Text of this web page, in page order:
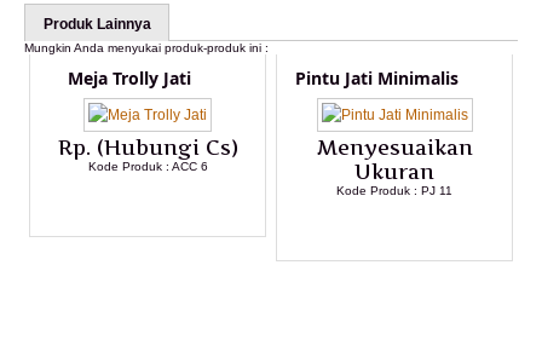
Produk Lainnya
Mungkin Anda menyukai produk-produk ini :
Meja Trolly Jati
Rp. (Hubungi Cs)
Kode Produk : ACC 6
Pintu Jati Minimalis
Menyesuaikan
Ukuran
Kode Produk : PJ 11